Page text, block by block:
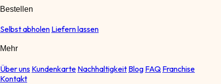
Bestellen
Selbst abholen Liefern lassen
Mehr
Über uns Kundenkarte Nachhaltigkeit Blog FAQ Franchise
Kontakt